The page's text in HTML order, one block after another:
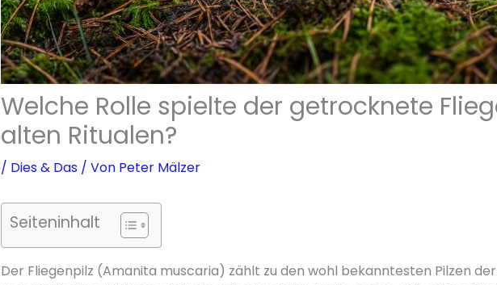
Welche Rolle spielte der getrocknete
alten Ritualen?
/ Dies & Das/ Von Peter Mälzer
Seiteninhalt
Der Fliegenpilz (Amanita muscaria) zählt zu den wohl bekanntesten Pilzen